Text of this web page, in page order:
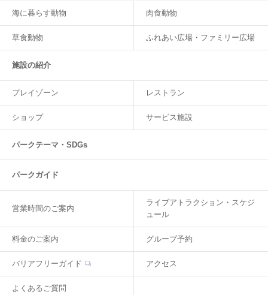
海に暮らす動物 肉食動物
草食動物 ふれあい広場・ファミリー広場
施設の紹介
プレイゾーン レストラン
ショップ サービス施設
パークテーマ・SDGs
パークガイド
営業時間のご案内
ライブアトラクション・スケジ
ュール
料金のご案内 グループ予約
バリアフリーガイド アクセス
よくあるご質問